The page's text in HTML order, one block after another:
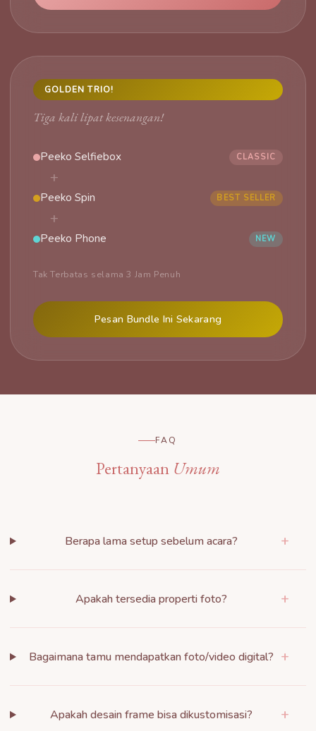
GOLDEN TRIO!
Tiga kali lipat kesenangan!
Peeko Selfiebox CLASSIC
+
Peeko Spin BEST SELLER
+
Peeko Phone NEW
Tak Terbatas selama 3 Jam Penuh
Pesan Bundle Ini Sekarang
FAQ
Pertanyaan Umum
Berapa lama setup sebelum acara? +
Apakah tersedia properti foto? +
Bagaimana tamu mendapatkan foto/video digital? +
Apakah desain frame bisa dikustomisasi? +